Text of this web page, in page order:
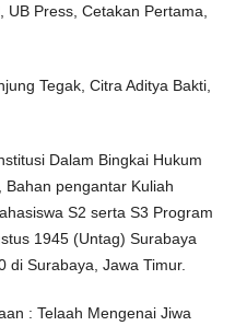
Press, Cetakan Pertama,
Tegak, Citra Aditya Bakti,
Dalam Bingkai Hukum
Bahan pengantar Kuliah
S2 serta S3 Program
1945 (Untag) Surabaya
di Surabaya, Jawa Timur.
: Telaah Mengenai Jiwa